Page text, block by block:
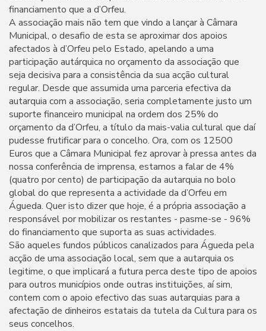
financiamento que a d’Orfeu.
A associação mais não tem que vindo a lançar à Câmara
Municipal, o desafio de esta se aproximar dos apoios
afectados à d’Orfeu pelo Estado, apelando a uma
participação autárquica no orçamento da associação que
seja decisiva para a consistência da sua acção cultural
regular. Desde que assumida uma parceria efectiva da
autarquia com a associação, seria completamente justo um
suporte financeiro municipal na ordem dos 25% do
orçamento da d’Orfeu, a título da mais-valia cultural que daí
pudesse frutificar para o concelho. Ora, com os 12500
Euros que a Câmara Municipal fez aprovar à pressa antes da
nossa conferência de imprensa, estamos a falar de 4%
(quatro por cento) de participação da autarquia no bolo
global do que representa a actividade da d’Orfeu em
Águeda. Quer isto dizer que hoje, é a própria associação a
responsável por mobilizar os restantes - pasme-se - 96%
do financiamento que suporta as suas actividades.
São aqueles fundos públicos canalizados para Águeda pela
acção de uma associação local, sem que a autarquia os
legitime, o que implicará a futura perca deste tipo de apoios
para outros municípios onde outras instituições, aí sim,
contem com o apoio efectivo das suas autarquias para a
afectação de dinheiros estatais da tutela da Cultura para os
seus concelhos.